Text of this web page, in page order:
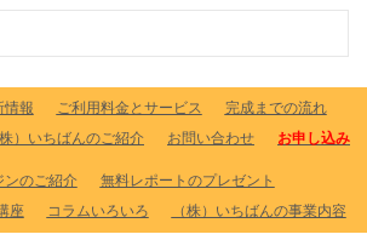
情報 ご利用料金とサービス
完成までの流れ
株）いちばんのご紹介 お問い合わせ お申し込み
ンのご紹介
無料レポートのプレゼント
座
コラムいろいろ （株）いちばんの事業内容